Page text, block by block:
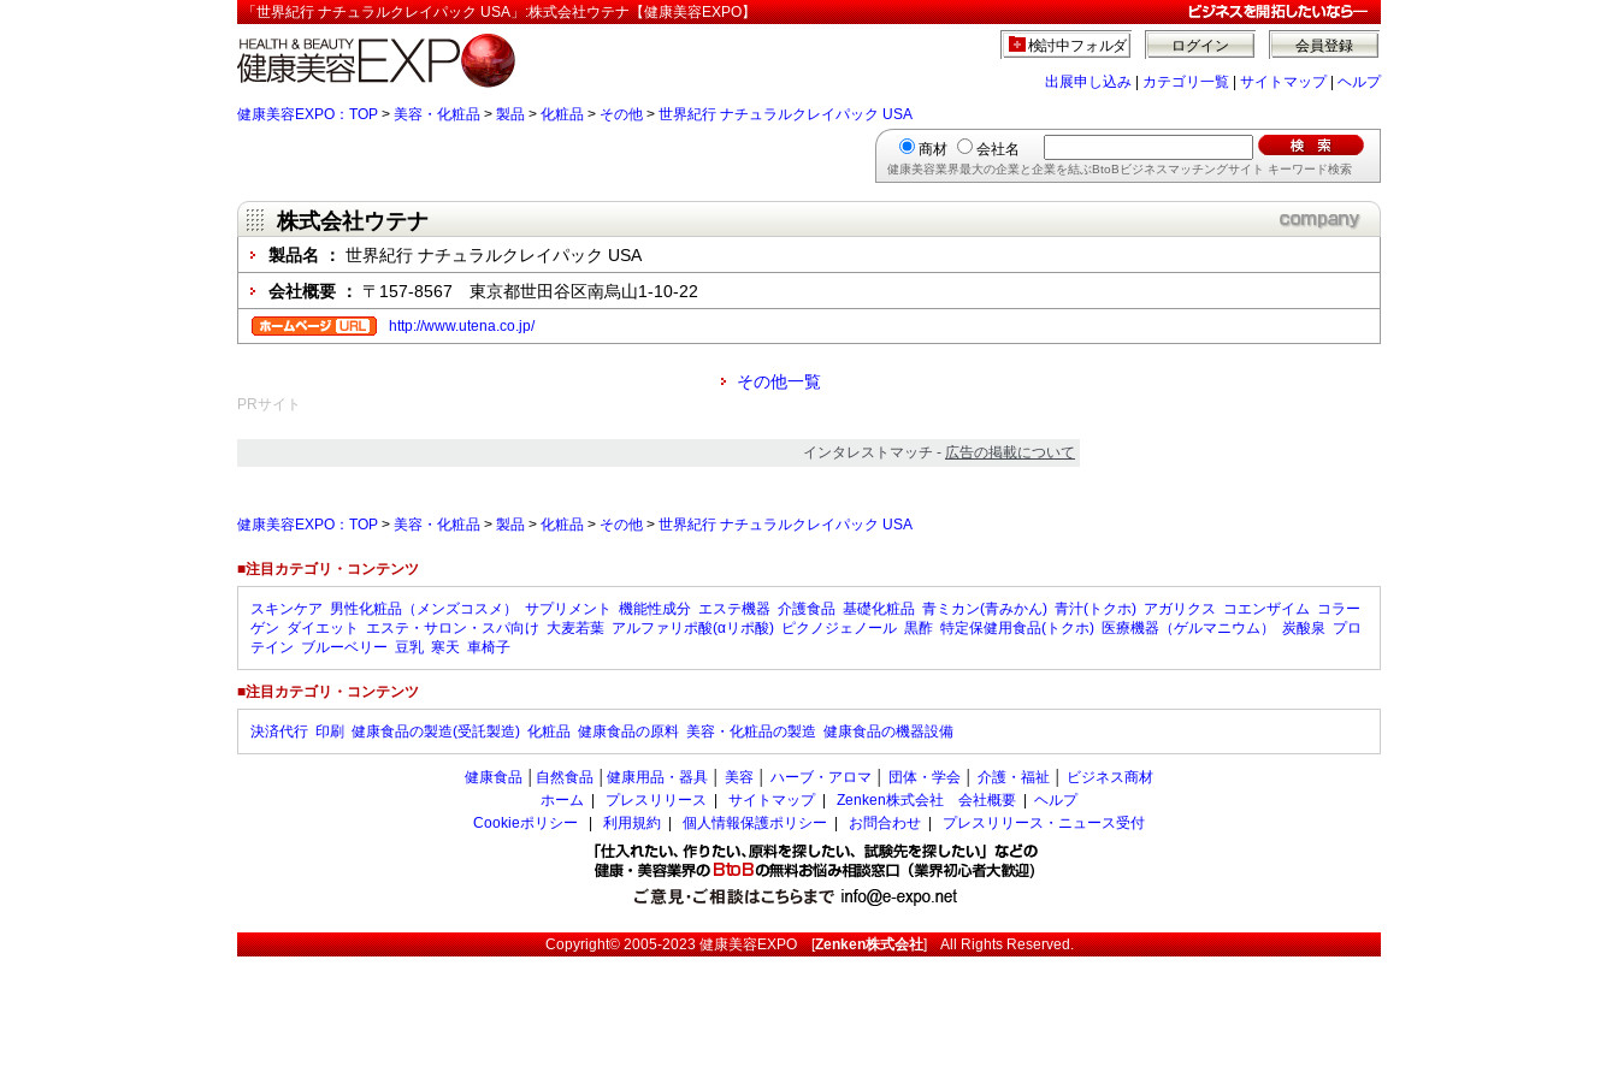
「世界紀行 ナチュラルクレイパック USA」:株式会社ウテナ【健康美容EXPO】
会員登録
ログイン
検討中フォルダ
出展申し込み カテゴリ一覧 サイトマップ| ヘルプ
健康美容EXPO：TOP > 美容・化粧品 > 製品 > 化粧品 > その他 > 世界紀行 ナチュラルクレイパック USA
商材 会社名
健康美容業界最大の企業と企業を結ぶBtoBビジネスマッチングサイト キーワード検索
株式会社ウテナ
製品名 ： 世界紀行 ナチュラルクレイパック USA
会社概要 ： 〒157-8567 東京都世田谷区南烏山1-10-22
http://www.utena.co.jp/
その他一覧
PRサイト
インタレストマッチ - 広告の掲載について
健康美容EXPO：TOP > 美容・化粧品 > 製品 > 化粧品 > その他 > 世界紀行 ナチュラルクレイパック USA
■注目カテゴリ・コンテンツ
スキンケア 男性化粧品（メンズコスメ） サプリメント 機能性成分 エステ機器 介護食品 基礎化粧品 青ミカン(青みかん) 青汁(トクホ) アガリクス コエンザイム コラー
ゲン ダイエット エステ・サロン・スパ向け 大麦若葉 アルファリポ酸(αリポ酸) ピクノジェノール 黒酢 特定保健用食品(トクホ) 医療機器（ゲルマニウム） 炭酸泉 プロ
テイン ブルーベリー 豆乳 寒天 車椅子
■注目カテゴリ・コンテンツ
決済代行 印刷 健康食品の製造(受託製造) 化粧品 健康食品の原料 美容・化粧品の製造 健康食品の機器設備
健康食品 自然食品 健康用品・器具 美容 ハーブ・アロマ 団体・学会 介護・福祉
ビジネス商材
ホーム
プレスリリース サイトマップ| Zenken株式会社 会社概要
ヘルプ
Cookieポリシー
利用規約 個人情報保護ポリシー お問合わせ プレスリリース・ニュース受付
Copyright© 2005-2023健康美容EXPO[Zenken株式会社] All Rights Reserved.